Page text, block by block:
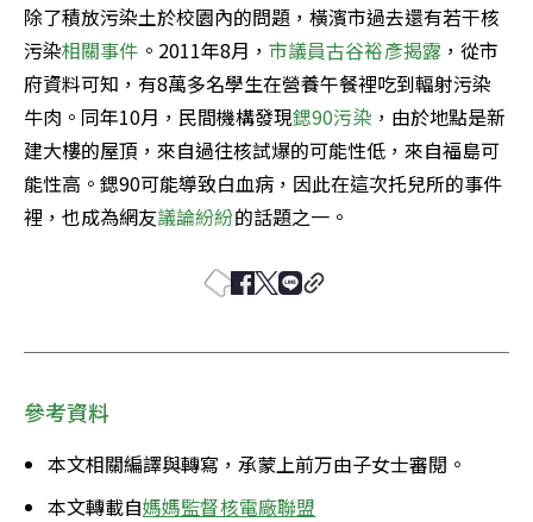
除了積放污染土於校園內的問題，橫濱市過去還有若干核
污染相關事件 。2011年8月， 市議員古谷裕彥揭露 ，從市
府資料可知，有8萬多名學生在營養午餐裡吃到輻射污染
牛肉。同年10月，民間機構發現鍶90污染 ，由於地點是新
建大樓的屋頂，來自過往核試爆的可能性低，來自福島可
能性高。鍶90可能導致白血病，因此在這次托兒所的事件
裡，也成為網友議論紛紛的話題之一。
參考資料
本文相關編譯與轉寫，承蒙上前万由子女士審閱。
本文轉載自媽媽監督核電廠聯盟